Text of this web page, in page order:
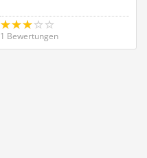
1 Bewertungen